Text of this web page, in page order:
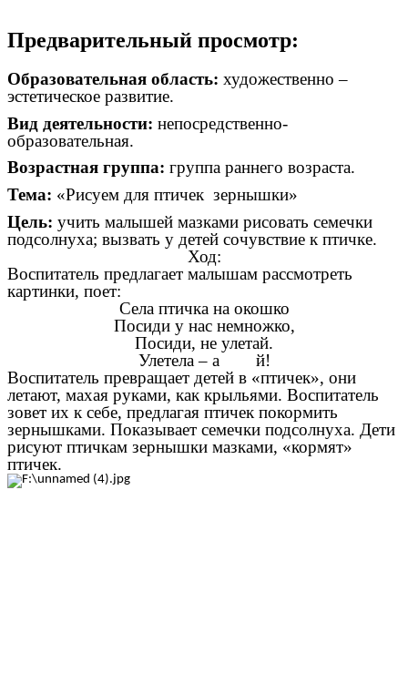
Предварительный просмотр:
Образовательная область: художественно –
эстетическое развитие.
Вид деятельности: непосредственно-
образовательная.
Возрастная группа: группа раннего возраста.
Тема: «Рисуем для птичек зернышки»
Цель: учить малышей мазками рисовать семечки
подсолнуха; вызвать у детей сочувствие к птичке.
Ход:
Воспитатель предлагает малышам рассмотреть
картинки, поет:
Села птичка на окошко
Посиди у нас немножко,
Посиди, не улетай.
Улетела – а й!
Воспитатель превращает детей в «птичек», они
летают, махая руками, как крыльями. Воспитатель
зовет их к себе, предлагая птичек покормить
зернышками. Показывает семечки подсолнуха. Дети
рисуют птичкам зернышки мазками, «кормят»
птичек.